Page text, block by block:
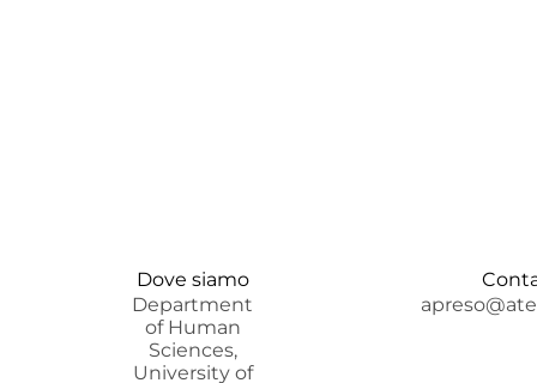
Dove siamo
Department
of Human
Sciences,
University of